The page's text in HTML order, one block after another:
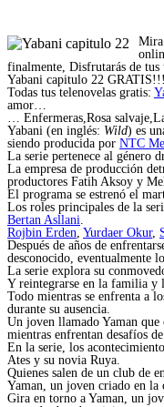
Mira
finalmente, Disfrutarás de
Yabani capitulo 22 GRATIS!!!
Todas tus telenovelas gratis:
amor…
… Enfermeras,Rosa
Yabani (en inglés: Wild) es
siendo producida por NTC
La serie pertenece al género
La empresa de producción
productores Fatih Aksoy y
El programa se estrenó el
Los roles principales de la
Bertan Asllani.
Rojbin Erden, Yurdaer Okur,
Después de años de
desconocido, eventualmente
La serie explora su
Y reintegrarse en la familia y
Todo mientras se enfrenta a
durante su ausencia.
Un joven llamado Yaman que
mientras enfrentan desafíos
En la serie, los
Ates y su novia Ruya.
Quienes salen de un club de
Yaman, un joven criado en
Gira en torno a Yaman, un